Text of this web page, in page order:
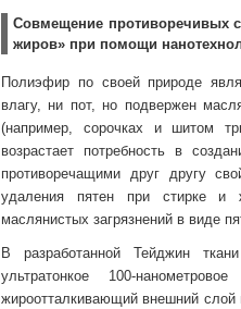
Совмещение противоречивых
жиров» при помощи
Полиэфир по своей природе
влагу, ни пот, но подвержен
(например, сорочках и шитом
возрастает потребность в
противоречащими друг другу
удаления пятен при стирке и
маслянистых загрязнений в виде
В разработанной Тейджин ткани
ультратонкое 100-
жироотталкивающий внешний